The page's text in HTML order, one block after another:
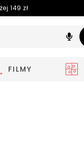
149 zł
FILMY